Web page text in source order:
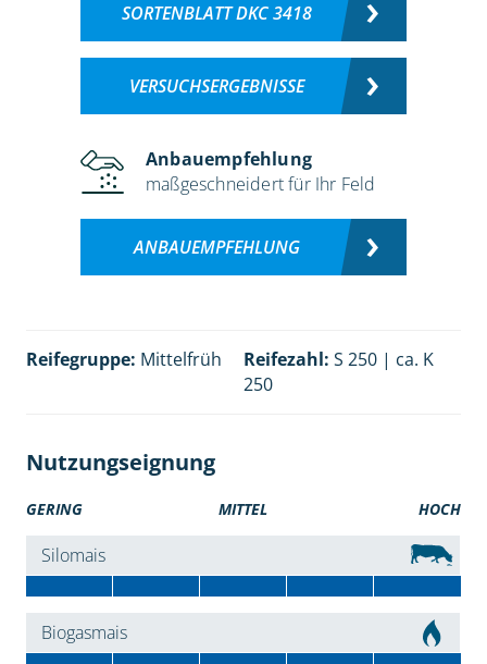
SORTENBLATT DKC 3418
VERSUCHSERGEBNISSE
Anbauempfehlung
maßgeschneidert für Ihr Feld
ANBAUEMPFEHLUNG
Reifegruppe: Mittelfrüh Reifezahl: S 250 | ca. K
250
Nutzungseignung
GERING MITTEL HOCH
Silomais
Biogasmais